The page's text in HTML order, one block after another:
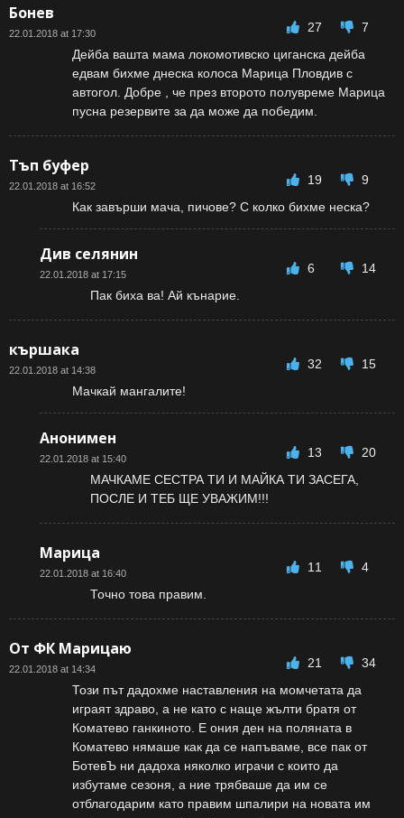
Бонев
22.01.2018 at 17:30 27
7
Дейба вашта мама локомотивско циганска дейба
едвам бихме днеска колоса Марица Пловдив с
автогол. Добре , че през второто полувреме Марица
пусна резервите за да може да победим.
Тъп буфер
22.01.2018 at 16:52 19
9
Как завърши мача, пичове? С колко бихме неска?
Див селянин
22.01.2018 at 17:15 6
14
Пак биха ва! Ай кънарие.
кършака
22.01.2018 at 14:38 32
15
Мачкай мангалите!
Анонимен
22.01.2018 at 15:40 13
20
МАЧКАМЕ СЕСТРА ТИ И МАЙКА ТИ ЗАСЕГА,
ПОСЛЕ И ТЕБ ЩЕ УВАЖИМ!!!
Марица
22.01.2018 at 16:40 11
4
Точно това правим.
От ФК Марицаю
22.01.2018 at 14:34 21
34
Този път дадохме наставления на момчетата да
играят здраво, а не като с наще жълти братя от
Коматево ганкиното. Е ония ден на поляната в
Коматево нямаше как да се напъваме, все пак от
БотевЪ ни дадоха няколко играчи с които да
избутаме сезоня, а ние трябваше да им се
отблагодарим като правим шпалири на новата им